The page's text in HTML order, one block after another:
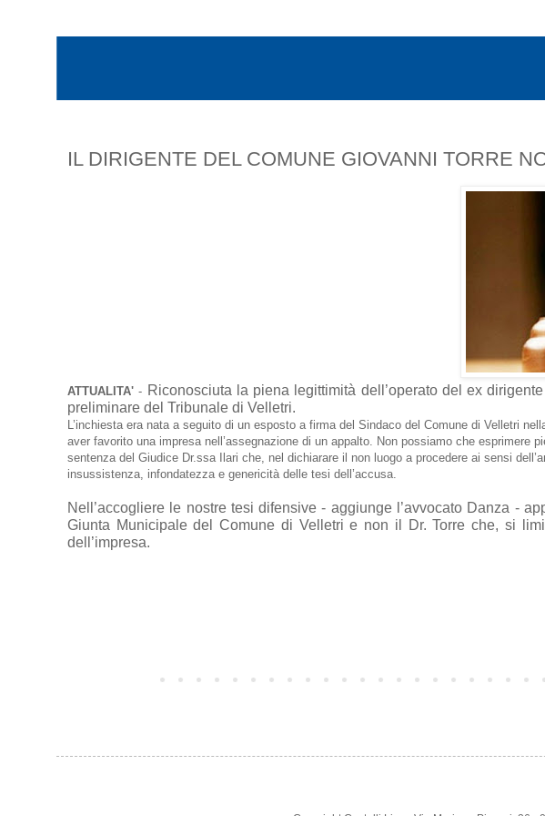
IL DIRIGENTE DEL COMUNE GIOVANNI TORRE
ATTUALITA' - Riconosciuta la piena legittimità dell’operato del ex
preliminare del Tribunale di Velletri.
L’inchiesta era nata a seguito di un esposto a firma del Sindaco del Comune di Velletri
aver favorito una impresa nell’assegnazione di un appalto. Non possiamo che
sentenza del Giudice Dr.ssa Ilari che, nel dichiarare il non luogo a procedere ai sensi
insussistenza, infondatezza e genericità delle tesi dell’accusa.
Nell’accogliere le nostre tesi difensive - aggiunge l’avvocato Danza -
Giunta Municipaledel Comune di Velletri e non il Dr. Torre che, si
dell’impresa.